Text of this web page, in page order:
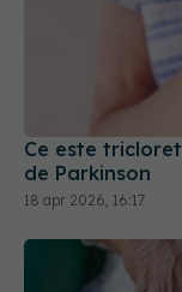
Ce este
de Parkinson